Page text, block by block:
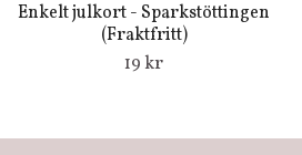
Enkelt julkort - Sparkstöttingen
(Fraktfritt)
19 kr